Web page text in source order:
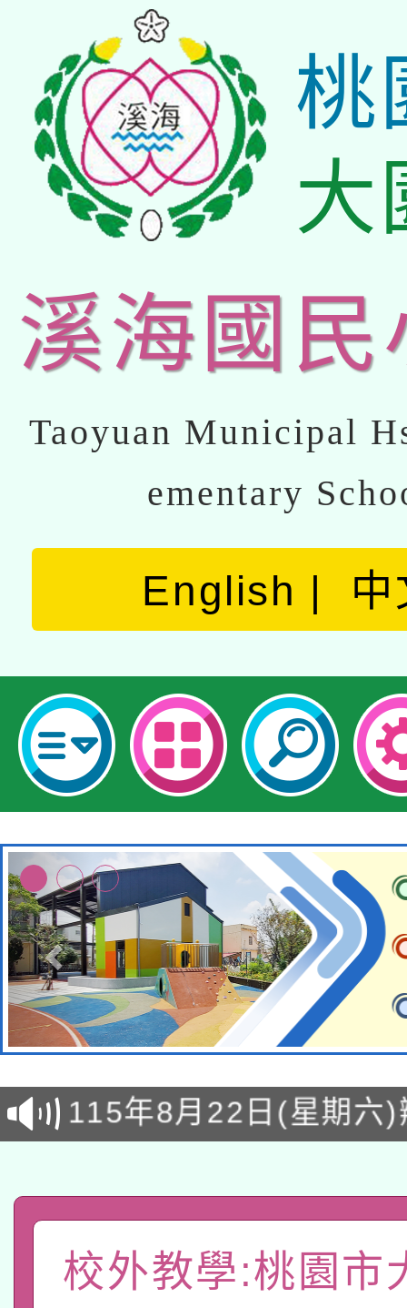
桃
大
溪海國民
Taoyuan Municipal
ementary
English 中
轉知經濟部水利署委託
業技術研究院辦理「
115年8月22日(星期六
開 智慧啟航」
2026年桃園地景藝術
「2026桃園藝術巡演
關事宜
國立臺灣師範大學辦理
函轉國家教育研究院中
校外教學:桃園市